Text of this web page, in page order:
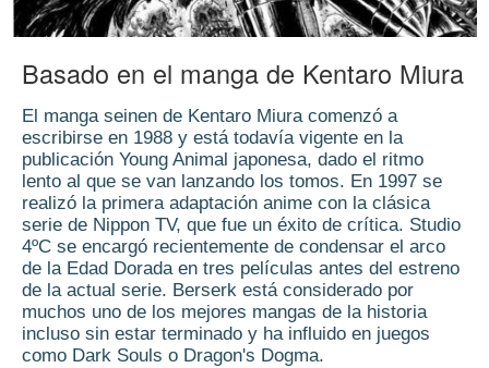
Basado en el manga de Kentaro Miura
El manga seinen de Kentaro Miura comenzó a
escribirse en 1988 y está todavía vigente en la
publicación Young Animal japonesa, dado el ritmo
lento al que se van lanzando los tomos. En 1997 se
realizó la primera adaptación anime con la clásica
serie de Nippon TV, que fue un éxito de crítica. Studio
4ºC se encargó recientemente de condensar el arco
de la Edad Dorada en tres películas antes del estreno
de la actual serie. Berserk está considerado por
muchos uno de los mejores mangas de la historia
incluso sin estar terminado y ha influido en juegos
como Dark Souls o Dragon's Dogma.